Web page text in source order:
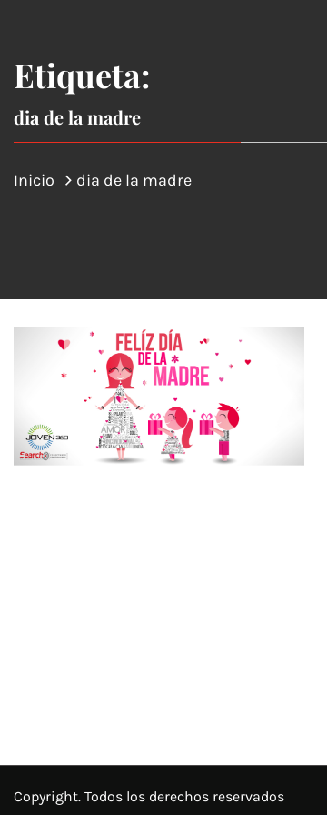
Etiqueta:
dia de la madre
Inicio dia de la madre
Copyright. Todos los derechos reservados